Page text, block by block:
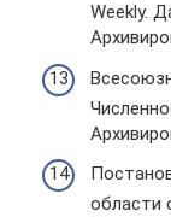
Weekly.
области